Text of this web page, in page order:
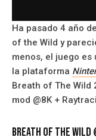
Ha pasado 4 año
of the Wild y
menos, el juego
la plataforma
Breath of The
mod @8K +
Breath of the Wild